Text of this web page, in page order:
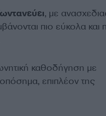
, με
πιο εύκολα και
καθοδήγηση με
επιπλέον της